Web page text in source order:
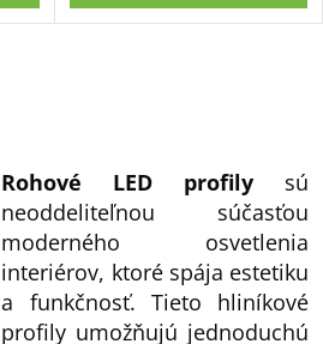
Rohové LED profily sú
neoddeliteľnou súčasťou
moderného osvetlenia
interiérov, ktoré spája estetiku
a funkčnosť. Tieto hliníkové
profily umožňujú jednoduchú